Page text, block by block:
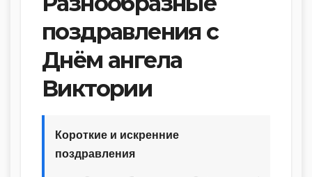
поздравления с
Днём ангела
Виктории
Короткие и искренние
поздравления